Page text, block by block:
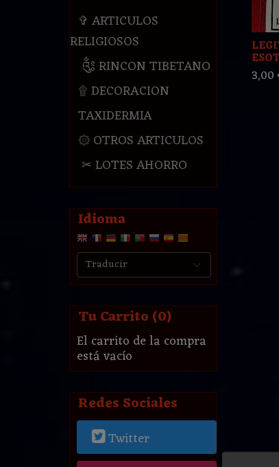
✞ ARTICULOS
RELIGIOSOS
༃ RINCON TIBETANO
۩ DECORACION
TAXIDERMIA
۞ OTROS ARTICULOS
✂ LOTES AHORRO
Idioma
Tu Carrito (0)
El carrito de la compra
está vacío
Redes Sociales
Twitter
3,00